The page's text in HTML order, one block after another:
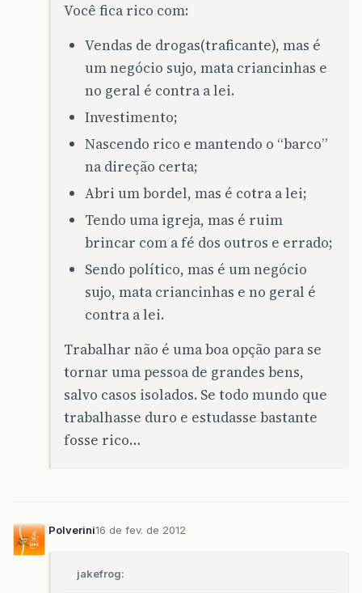
Você fica rico com:
Vendas de drogas(traficante), mas é
um negócio sujo, mata criancinhas e
no geral é contra a lei.
Investimento;
Nascendo rico e mantendo o “barco”
na direção certa;
Abri um bordel, mas é cotra a lei;
Tendo uma igreja, mas é ruim
brincar com a fé dos outros e errado;
Sendo político, mas é um negócio
sujo, mata criancinhas e no geral é
contra a lei.
Trabalhar não é uma boa opção para se
tornar uma pessoa de grandes bens,
salvo casos isolados. Se todo mundo que
trabalhasse duro e estudasse bastante
fosse rico…
Polverini16 de fev. de 2012
jakefrog: